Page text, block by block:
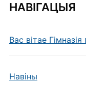
НАВІГАЦЫЯ
Вас вітае
Навiны